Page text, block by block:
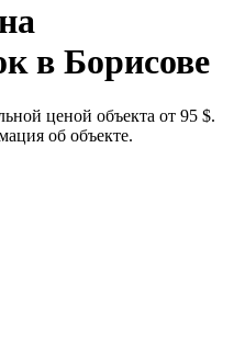
в Борисове
ценой объекта от 95 $.
об объекте.